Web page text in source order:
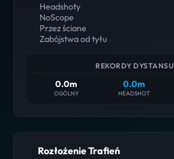
Headshoty
NoScope
Przez ściane
Zabójstwa od tyłu
REKORDY DYSTANSU
0.0m
OGÓLNY
0.0m
HEADSHOT
Rozłożenie Trafień